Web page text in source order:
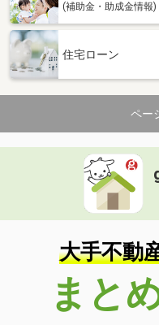
(補助金・助成金情報)
住宅ローン
ペー
大手不動
まと